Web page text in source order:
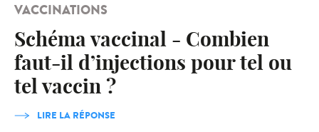
VACCINATIONS
Schéma vaccinal - Combien
faut-il d’injections pour tel ou
tel vaccin ?
LIRE LA RÉPONSE